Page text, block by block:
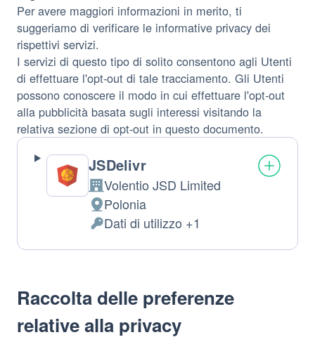
Per avere maggiori informazioni in merito, ti
suggeriamo di verificare le informative privacy dei
rispettivi servizi.
I servizi di questo tipo di solito consentono agli Utenti
di effettuare l'opt-out di tale tracciamento. Gli Utenti
possono conoscere il modo in cui effettuare l'opt-out
alla pubblicità basata sugli interessi visitando la
relativa sezione di opt-out in questo documento.
JSDelivr
Azienda:
Volentio JSD Limited
Luogo
del
trattamento:
Polonia
Dati
Personali
Dati di utilizzo +1
Raccolta delle preferenze
relative alla privacy